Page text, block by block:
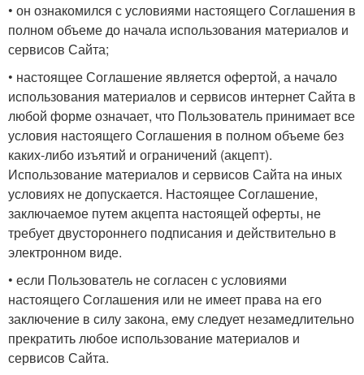
• он ознакомился с условиями настоящего Соглашения в
полном объеме до начала использования материалов и
сервисов Сайта;
• настоящее Соглашение является офертой, а начало
использования материалов и сервисов интернет Сайта в
любой форме означает, что Пользователь принимает все
условия настоящего Соглашения в полном объеме без
каких-либо изъятий и ограничений (акцепт).
Использование материалов и сервисов Сайта на иных
условиях не допускается. Настоящее Соглашение,
заключаемое путем акцепта настоящей оферты, не
требует двустороннего подписания и действительно в
электронном виде.
• если Пользователь не согласен с условиями
настоящего Соглашения или не имеет права на его
заключение в силу закона, ему следует незамедлительно
прекратить любое использование материалов и
сервисов Сайта.